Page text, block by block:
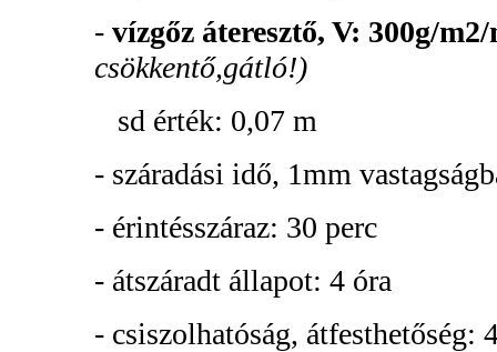
- vízgőz áteresztő, V: 300g/m2/
csökkentő,gátló!)
sd érték: 0,07 m
- száradási idő, 1mm
- érintésszáraz: 30 perc
- átszáradt állapot: 4 óra
- csiszolhatóság, átfesthetőség: